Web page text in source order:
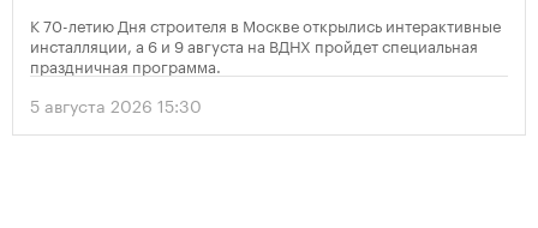
К 70-летию Дня строителя в Москве открылись интерактивные
инсталляции, а 6 и 9 августа на ВДНХ пройдет специальная
праздничная программа.
5 августа 2026 15:30